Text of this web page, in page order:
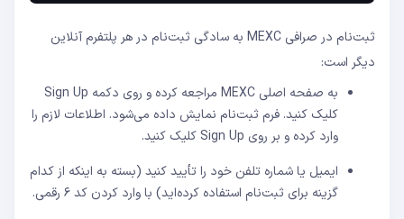
ثبت‌نام در صرافی MEXC به سادگی ثبت‌نام در هر پلتفرم آنلاین
دیگر است:
به صفحه اصلی MEXC مراجعه کرده و روی دکمه Sign Up
کلیک کنید. فرم ثبت‌نام نمایش داده می‌شود. اطلاعات لازم را
وارد کرده و بر روی Sign Up کلیک کنید.
ایمیل یا شماره تلفن خود را تأیید کنید (بسته به اینکه از کدام
گزینه برای ثبت‌نام استفاده کرده‌اید) با وارد کردن کد ۶ رقمی.